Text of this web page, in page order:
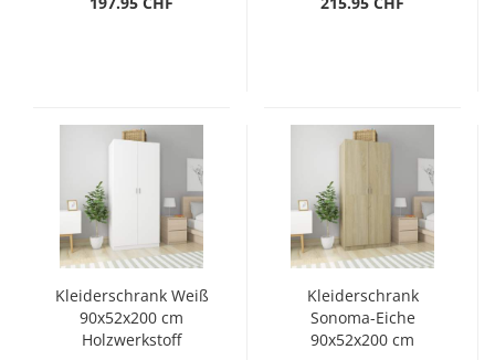
Kleiderschrank Weiß
90x52x200 cm
Holzwerkstoff
Kleiderschrank
Sonoma-Eiche
90x52x200 cm